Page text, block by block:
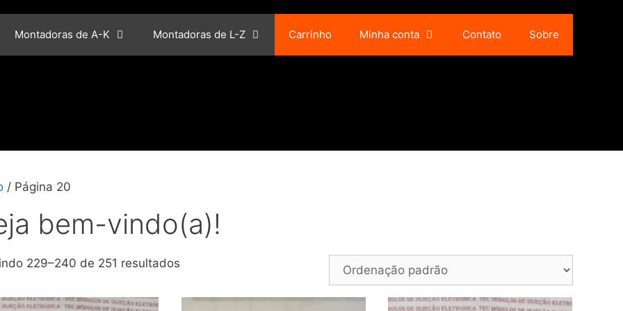
Montadoras de A-K Montadoras de L-Z Carrinho Minha conta Contato Sobre
/ Página 20
bem-vindo(a)!
229–240 de 251 resultados